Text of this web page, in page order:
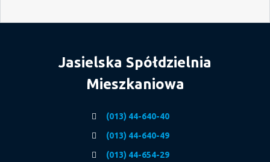
Jasielska Spółdzielnia
Mieszkaniowa
(013) 44-640-40
(013) 44-640-49
(013) 44-654-29